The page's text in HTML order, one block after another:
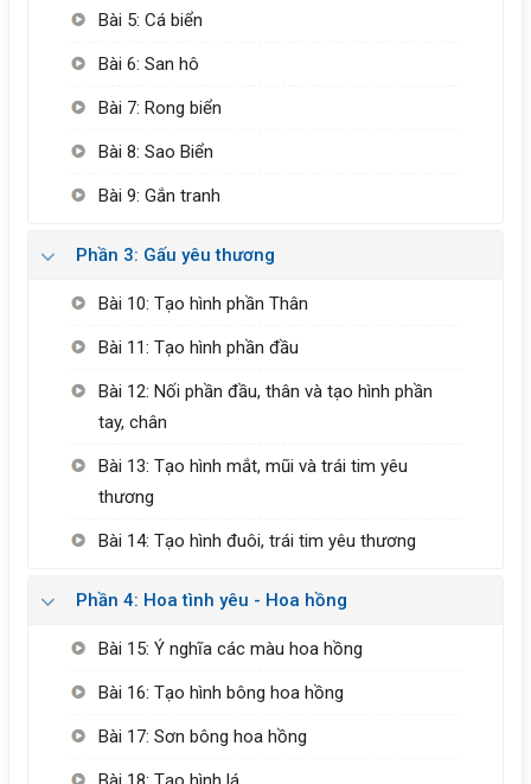
Bài 5: Cá biển
Bài 6: San hô
Bài 7: Rong biển
Bài 8: Sao Biển
Bài 9: Gắn tranh
Phần 3: Gấu yêu thương
Bài 10: Tạo hình phần Thân
Bài 11: Tạo hình phần đầu
Bài 12: Nối phần đầu, thân và tạo hình phần
tay, chân
Bài 13: Tạo hình mắt, mũi và trái tim yêu
thương
Bài 14: Tạo hình đuôi, trái tim yêu thương
Phần 4: Hoa tình yêu - Hoa hồng
Bài 15: Ý nghĩa các màu hoa hồng
Bài 16: Tạo hình bông hoa hồng
Bài 17: Sơn bông hoa hồng